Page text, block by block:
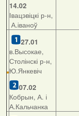
14.02
Івацэвіцкі р-н,
А.іваноў
27.01
в.Высокае,
Столінскі р-н,
Ю.Янкевіч
07.02
Кобрын, А. і
А.Кальчанка